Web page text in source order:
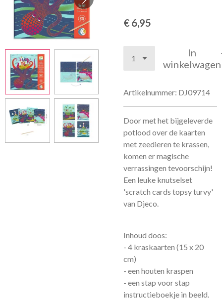
€ 6,95
In
winkelwagen
Artikelnummer: DJ09714
Door met het bijgeleverde
potlood over de kaarten
met zeedieren te krassen,
komen er magische
verrassingen tevoorschijn!
Een leuke knutselset
'scratch cards topsy turvy'
van Djeco.
Inhoud doos:
- 4 kraskaarten (15 x 20
cm)
- een houten kraspen
- een stap voor stap
instructieboekje in beeld.